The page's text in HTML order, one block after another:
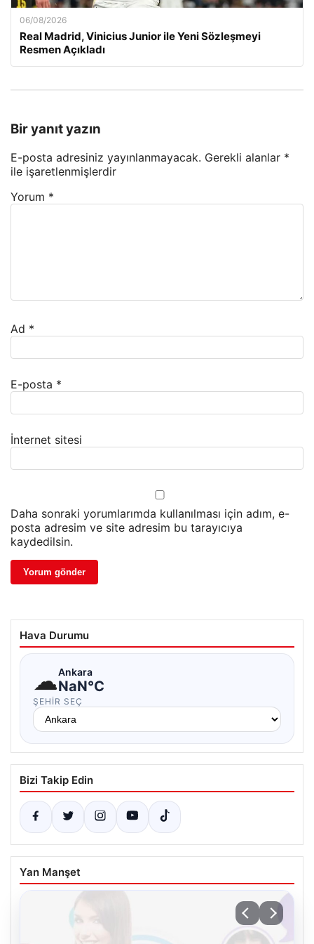
06/08/2026
Real Madrid, Vinicius Junior ile Yeni Sözleşmeyi
Resmen Açıkladı
Bir yanıt yazın
E-posta adresiniz yayınlanmayacak. Gerekli alanlar *
ile işaretlenmişlerdir
Yorum *
Ad *
E-posta *
İnternet sitesi
Daha sonraki yorumlarımda kullanılması için adım, e-
posta adresim ve site adresim bu tarayıcıya
kaydedilsin.
Hava Durumu
☁Ankara
NaN°C
ŞEHIR SEÇ
Bizi Takip Edin
Yan Manşet